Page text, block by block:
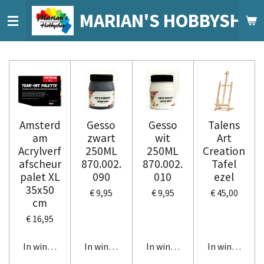
direct
naar
MARIAN'S
Amsterd
am
Acrylverf
afscheur
palet XL
35x50
cm
€ 16,95
In winkelwagen
Gesso
zwart
250ML
870.002.
090
€ 9,95
In winkelwagen
Gesso
wit
250ML
870.002.
010
€ 9,95
In winkelwagen
Talens
Art
Creation
Tafel
ezel
€ 45,00
In